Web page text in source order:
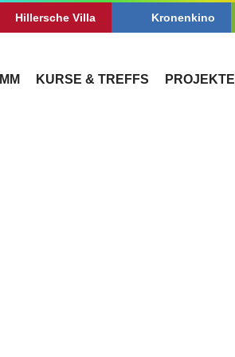
KURSE & TREFFS PROJEKTE
Hillersche Villa Kronenkino